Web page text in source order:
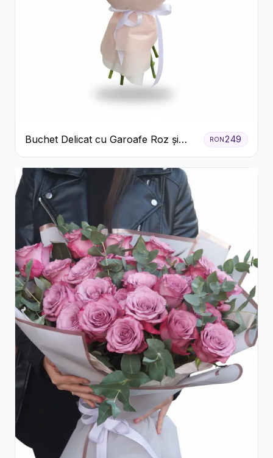
Buchet Delicat cu Garoafe Roz și
Crizanteme Albe
RON249